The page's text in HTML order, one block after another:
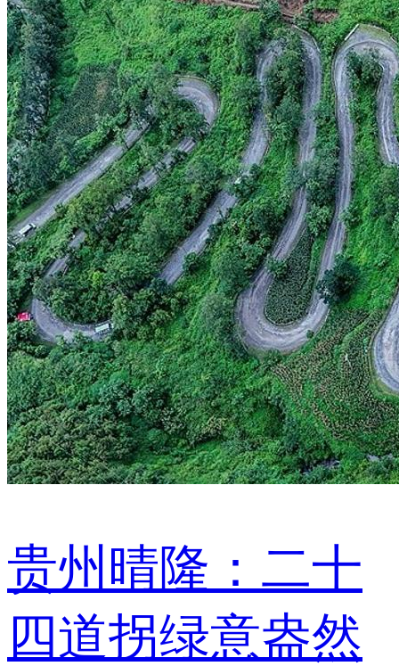
贵州晴隆：二十
四道拐绿意盎然